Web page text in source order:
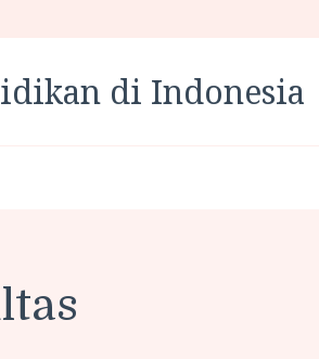
di Indonesia